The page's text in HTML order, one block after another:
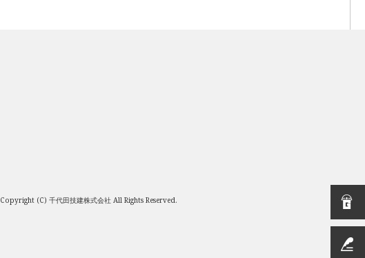
Copyright (C) 千代田技建株式会社 All Rights Reserved.